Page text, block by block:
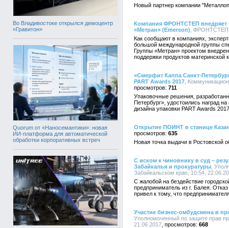
Во Владивостоке открылся демоцентр
«Гравитон»
Quorum от «Наносемантики»: новая
ИИ-платформа для автоматической
обработки корпоративных встреч
Новый партнер компании
Компания ФРОНТСТЕП
«Метран» (Emerson) , ФРОНТСТЕП
Как сообщают в компаниях,
большой международной группы
Группы «Метран» проектом
поддержки продуктов материнской
«Смерфит Каппа Санкт-
PART Awards 2017 ,
711
Упаковочные решения,
Петербург», удостоились наград
дизайна упаковки PART Awards
Открытие ПОИНТ в станице
635
Новая точка выдачи в Ростовской
С иском к чиновнику в суд –
Забайкалья и прокуратуры ,
Забайкальском крае, 10:54,
С жалобой на бездействие
предприниматель из г. Балея.
привел к тому, что
Участие бизнес-омбудсмена в
Уполномоченный по защите прав
21.06.2017
668